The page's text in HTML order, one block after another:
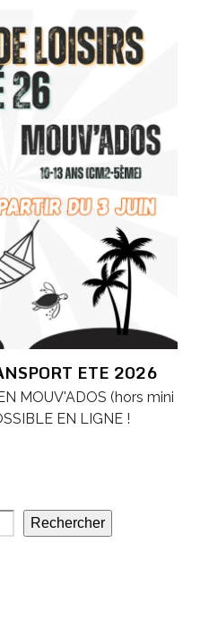
ETE 2026
MOUV'ADOS (hors mini
EN LIGNE !
Rechercher